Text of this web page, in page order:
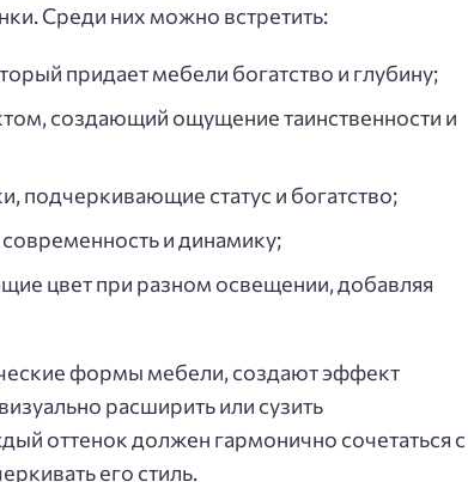
Среди них можно встретить:
придает мебели богатство и глубину;
создающий ощущение таинственности и
подчеркивающие статус и богатство;
и динамику;
цвет при разном освещении, добавляя
формы мебели, создают эффект
расширить или сузить
оттенок должен гармонично сочетаться с
его стиль.